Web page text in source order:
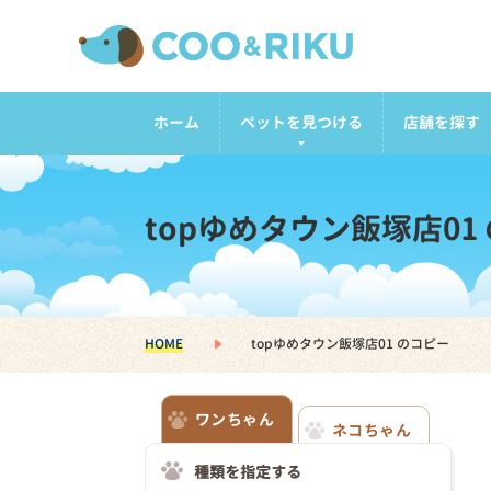
ホーム ペットを見つける 店舗を探す
topゆめタウン飯塚店01
HOME topゆめタウン飯塚店01 のコピー
ワンちゃん
ネコちゃん
種類を指定する